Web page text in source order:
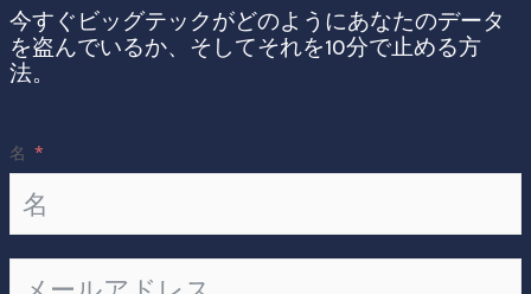
今すぐビッグテックがどのようにあなたのデータ
を盗んでいるか、そしてそれを10分で止める方
法。
名